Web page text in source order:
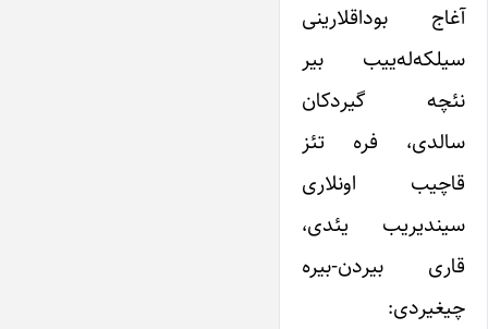
آغاج بوداقلارینی
سیلکه‌له‌ییب بیر
نئچه گیردکان
سالدی، فره تئز
قاچیب اونلاری
سیندیریب یئدی،
قاری بیردن-بیره
چیغیردی: